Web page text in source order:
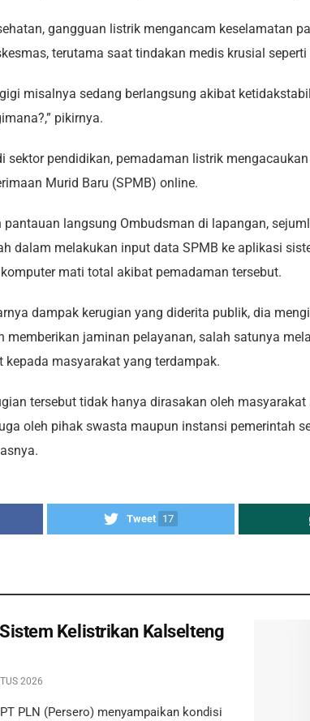
gangguan listrik mengancam keselamatan
terutama saat tindakan medis krusial seperti
misalnya sedang berlangsung akibat
pikirnya.
sektor pendidikan, pemadaman listrik
Murid Baru (SPMB) online.
pantauan langsung Ombudsman di lapangan,
dalam melakukan input data SPMB ke aplikasi
mati total akibat pemadaman tersebut.
dampak kerugian yang diderita publik, dia
memberikan jaminan pelayanan, salah satunya
kepada masyarakat yang terdampak.
tersebut tidak hanya dirasakan oleh
oleh pihak swasta maupun instansi pemerintah
Tweet 17
Kelistrikan Kalselteng
2026
PT PLN (Persero) menyampaikan kondisi